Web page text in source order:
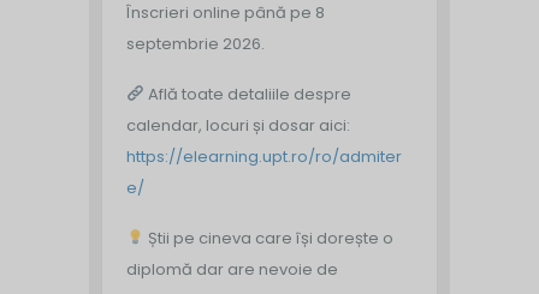
Înscrieri online până pe 8
septembrie 2026.
Află toate detaliile despre
calendar, locuri și dosar aici:
https://elearning.upt.ro/ro/admiter
e/
Știi pe cineva care își dorește o
diplomă dar are nevoie de